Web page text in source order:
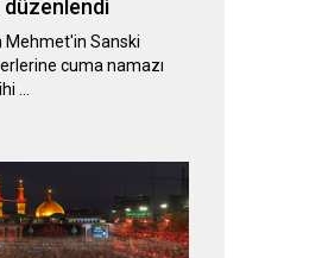
Mehmet'in Sanski
cuma namazı
…